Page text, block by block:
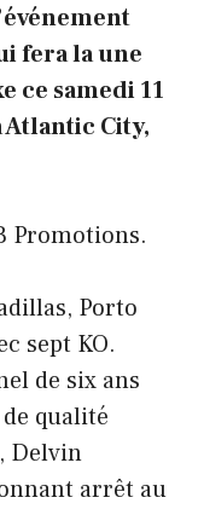
fera la une
ce samedi 11
Atlantic City,
Promotions.
Porto
sept KO.
de six ans
qualité
Delvin
arrêt au